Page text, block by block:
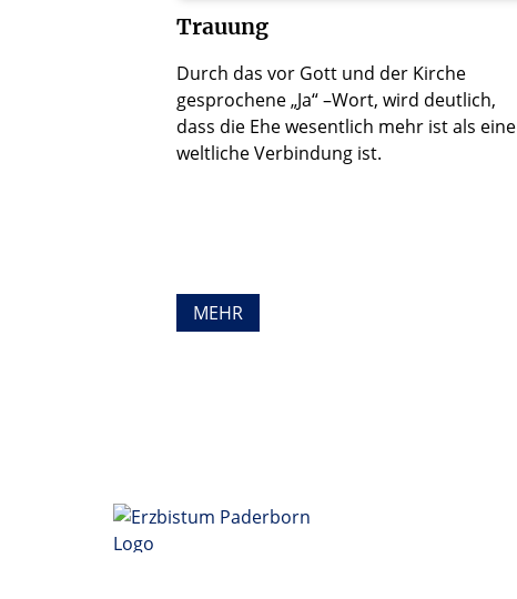
Trauung
Durch das vor Gott und der Kirche
gesprochene „Ja“ –Wort, wird deutlich,
dass die Ehe wesentlich mehr ist als eine
weltliche Verbindung ist.
MEHR